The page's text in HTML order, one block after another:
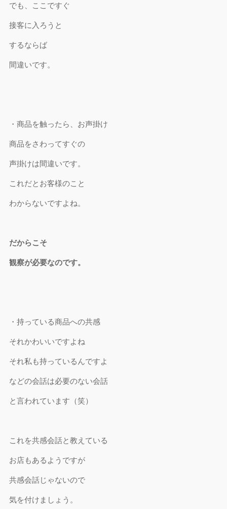
でも、ここですぐ
接客に入ろうと
するならば
間違いです。
・商品を触ったら、お声掛け
商品をさわってすぐの
声掛けは間違いです。
これだとお客様のこと
わからないですよね。
だからこそ
観察が必要なのです。
・持っている商品への共感
それかわいいですよね
それ私も持っているんですよ
などの会話は必要のない会話
と言われています（笑）
これを共感会話と教えている
お店もあるようですが
共感会話じゃないので
気を付けましょう。